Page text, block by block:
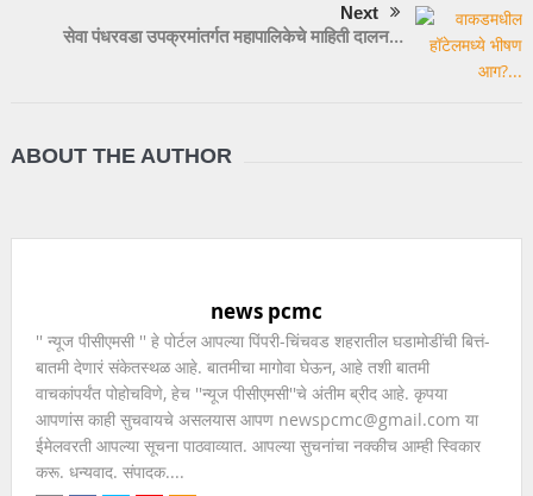
Next
सेवा पंधरवडा उपक्रमांतर्गत महापालिकेचे माहिती दालन…
ABOUT THE AUTHOR
news pcmc
'' न्यूज पीसीएमसी '' हे पोर्टल आपल्या पिंपरी-चिंचवड शहरातील घडामोडींची बित्तं-
बातमी देणारं संकेतस्थळ आहे. बातमीचा मागोवा घेऊन, आहे तशी बातमी
वाचकांपर्यंत पोहोचविणे, हेच ''न्यूज पीसीएमसी''चे अंतीम ब्रीद आहे. कृपया
आपणांस काही सुचवायचे असलयास आपण newspcmc@gmail.com या
ईमेलवरती आपल्या सूचना पाठवाव्यात. आपल्या सुचनांचा नक्कीच आम्ही स्विकार
करू. धन्यवाद. संपादक....